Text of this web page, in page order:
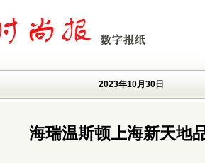
2023年10月30日
海瑞温斯顿上海新天地